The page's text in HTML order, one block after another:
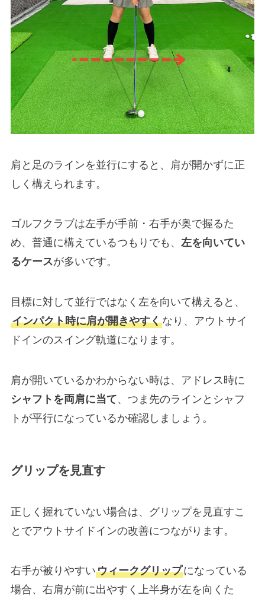
肩と足のラインを並行にすると、肩が開かずに正
しく構えられます。
ゴルフクラブは左手が手前・右手が奥で握るた
め、普通に構えているつもりでも、 左を向いてい
るケースが多いです。
目標に対して並行ではなく左を向いて構えると、
インパクト時に肩が開きやすくなり、アウトサイ
ドインのスイング軌道になります。
肩が開いているかわからない時は、アドレス時に
シャフトを両肩に当て、つま先のラインとシャフ
トが平行になっているか確認しましょう。
グリップを見直す
正しく握れていない場合は、グリップを見直すこ
とでアウトサイドインの改善につながります。
右手が被りやすいウィークグリップになっている
場合、右肩が前に出やすく上半身が左を向くた